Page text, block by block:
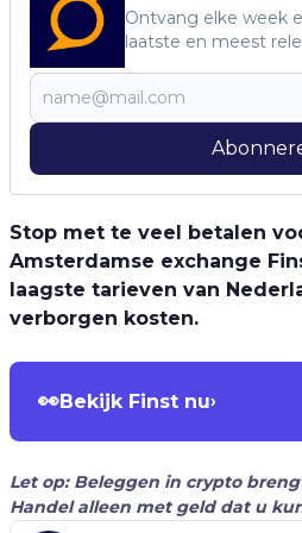
Ontvang elke week
laatste en meest
Stop met te veel betalen
Amsterdamse exchange
laagste tarieven van
verborgen kosten.
👀Bekijk Finst nu›
Let op: Beleggen in crypto
Handel alleen met geld dat u